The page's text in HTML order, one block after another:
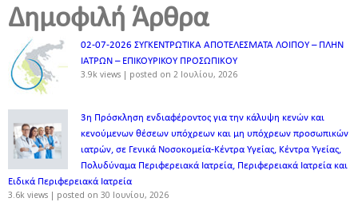
Δημοφιλή Άρθρα
02-07-2026 ΣΥΓΚΕΝΤΡΩΤΙΚΑ ΑΠΟΤΕΛΕΣΜΑΤΑ ΛΟΙΠΟΥ – ΠΛΗΝ
ΙΑΤΡΩΝ – ΕΠΙΚΟΥΡΙΚΟΥ ΠΡΟΣΩΠΙΚOY
3.9k views | posted on 2 Ιουλίου, 2026
3η Πρόσκληση ενδιαφέροντος για την κάλυψη κενών και
κενούμενων θέσεων υπόχρεων και μη υπόχρεων προσωπικών
ιατρών, σε Γενικά Νοσοκομεία-Κέντρα Υγείας, Κέντρα Υγείας,
Πολυδύναμα Περιφερειακά Ιατρεία, Περιφερειακά Ιατρεία και
Ειδικά Περιφερειακά Ιατρεία
3.6k views | posted on 30 Ιουνίου, 2026